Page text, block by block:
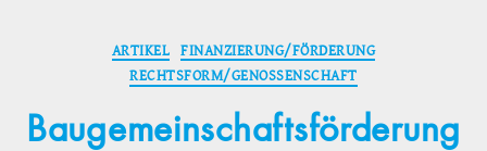
Kategorien
ARTIKEL FINANZIERUNG/FÖRDERUNG
RECHTSFORM/GENOSSENSCHAFT
Baugemeinschaftsförderung